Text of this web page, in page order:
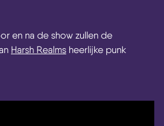
en na de show zullen de
Harsh Realms heerlijke punk